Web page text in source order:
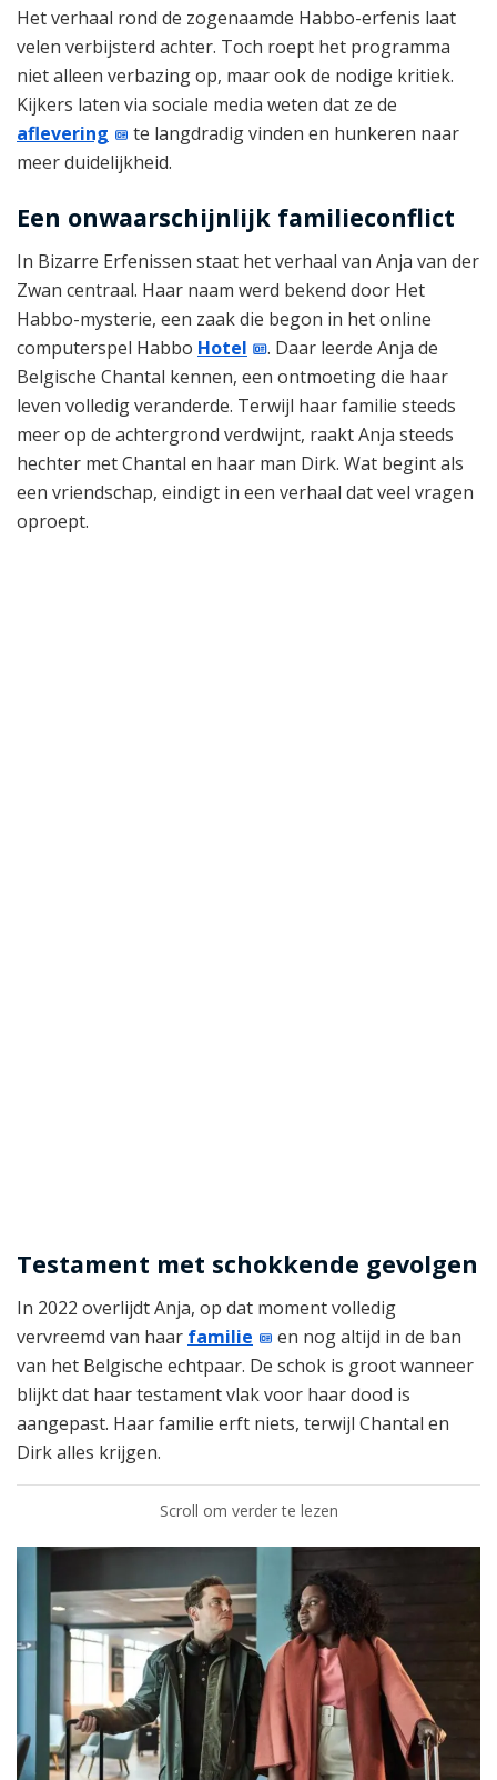
Het verhaal rond de zogenaamde Habbo-erfenis laat
velen verbijsterd achter. Toch roept het programma
niet alleen verbazing op, maar ook de nodige kritiek.
Kijkers laten via sociale media weten dat ze de
aflevering
te langdradig vinden en hunkeren naar
meer duidelijkheid.
Een onwaarschijnlijk familieconflict
In Bizarre Erfenissen staat het verhaal van Anja van der
Zwan centraal. Haar naam werd bekend door Het
Habbo-mysterie, een zaak die begon in het online
computerspel Habbo Hotel
. Daar leerde Anja de
Belgische Chantal kennen, een ontmoeting die haar
leven volledig veranderde. Terwijl haar familie steeds
meer op de achtergrond verdwijnt, raakt Anja steeds
hechter met Chantal en haar man Dirk. Wat begint als
een vriendschap, eindigt in een verhaal dat veel vragen
oproept.
Testament met schokkende gevolgen
In 2022 overlijdt Anja, op dat moment volledig
vervreemd van haar familie
en nog altijd in de ban
van het Belgische echtpaar. De schok is groot wanneer
blijkt dat haar testament vlak voor haar dood is
aangepast. Haar familie erft niets, terwijl Chantal en
Dirk alles krijgen.
Scroll om verder te lezen